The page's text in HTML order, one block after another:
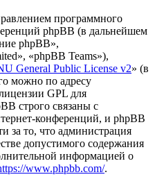
программного
phpBB (в дальнейшем
phpBB»,
«phpBB Teams»),
General Public License v2» (в
можно по адресу
GPL для
строго связаны с
конференций, и phpBB
за то, что администрация
допустимого содержания
информацией о
www.phpbb.com/.